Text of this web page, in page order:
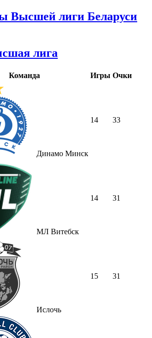
Высшей лиги Беларуси
лига
Команда Игры Очки
Динамо Минск
14 33
МЛ Витебск
14 31
Ислочь
15 31